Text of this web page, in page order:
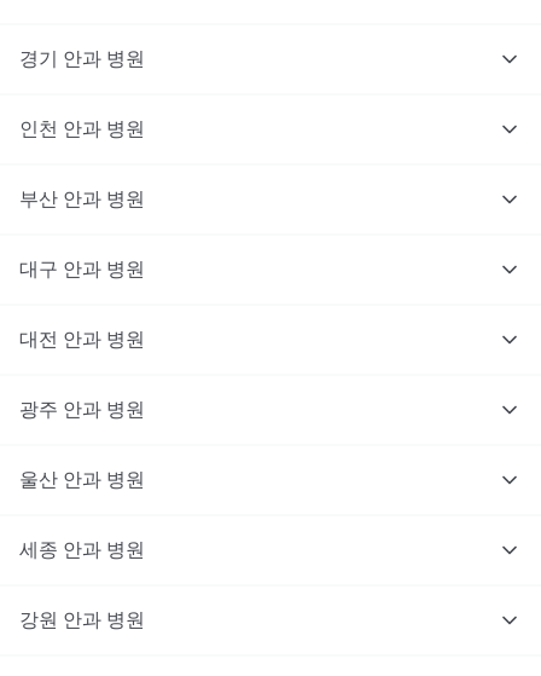
경기 안과 병원
인천 안과 병원
부산 안과 병원
대구 안과 병원
대전 안과 병원
광주 안과 병원
울산 안과 병원
세종 안과 병원
강원 안과 병원